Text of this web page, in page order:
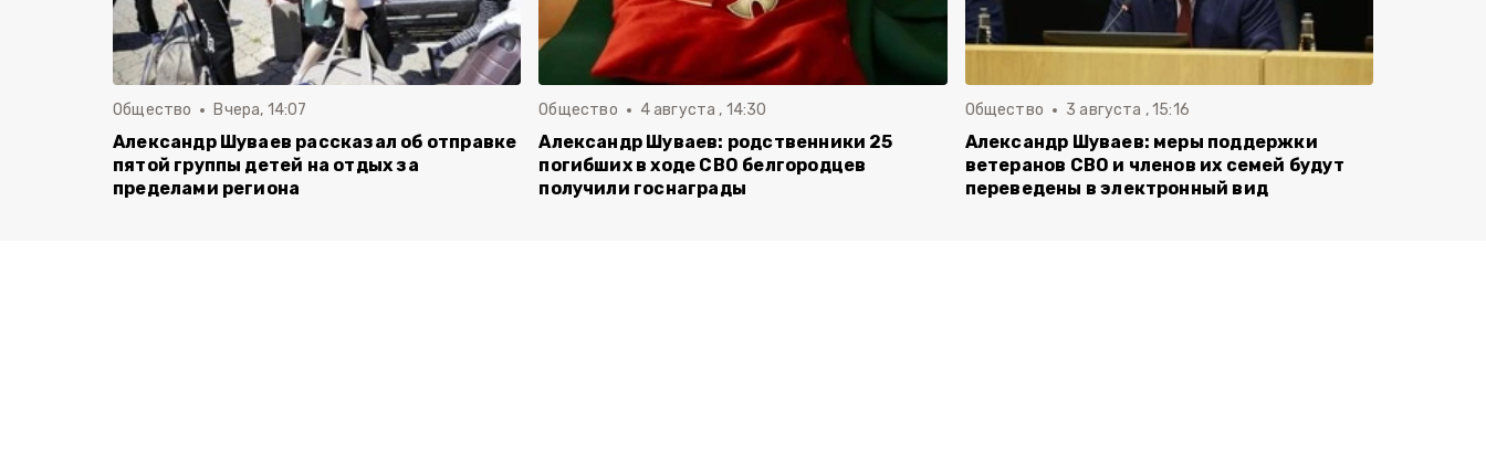
Общество Вчера, 14:07
Александр Шуваев рассказал об отправке
пятой группы детей на отдых за
пределами региона
Общество 4 августа , 14:30
Александр Шуваев: родственники 25
погибших в ходе СВО белгородцев
получили госнаграды
Общество 3 августа , 15:16
Александр Шуваев: меры поддержки
ветеранов СВО и членов их семей будут
переведены в электронный вид